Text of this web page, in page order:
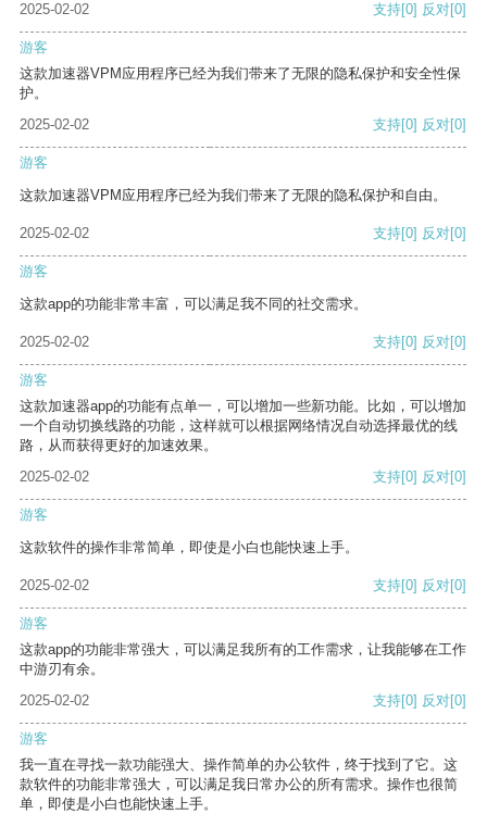
2025-02-02
支持[0] 反对[0]
游客
这款加速器VPM应用程序已经为我们带来了无限的隐私保护和安全性保
护。
2025-02-02
支持[0] 反对[0]
游客
这款加速器VPM应用程序已经为我们带来了无限的隐私保护和自由。
2025-02-02 支持[0] 反对[0]
游客
这款app的功能非常丰富，可以满足我不同的社交需求。
2025-02-02 支持[0] 反对[0]
游客
这款加速器app的功能有点单一，可以增加一些新功能。比如，可以增加
一个自动切换线路的功能，这样就可以根据网络情况自动选择最优的线
路，从而获得更好的加速效果。
2025-02-02
支持[0] 反对[0]
游客
这款软件的操作非常简单，即使是小白也能快速上手。
2025-02-02 支持[0] 反对[0]
游客
这款app的功能非常强大，可以满足我所有的工作需求，让我能够在工作
中游刃有余。
2025-02-02
支持[0] 反对[0]
游客
我一直在寻找一款功能强大、操作简单的办公软件，终于找到了它。这
款软件的功能非常强大，可以满足我日常办公的所有需求。操作也很简
单，即使是小白也能快速上手。